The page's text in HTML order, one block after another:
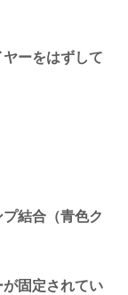
ーをはずして
結合（青色ク
固定されてい